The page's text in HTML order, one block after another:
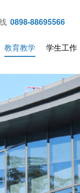
0898-88695566
教育教学 学生工作